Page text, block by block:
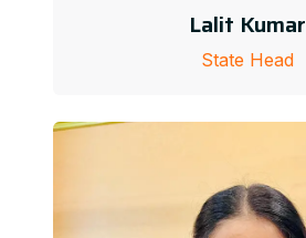
Lalit Kumar
State Head